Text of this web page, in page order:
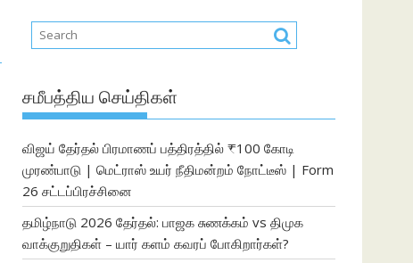
சமீபத்திய செய்திகள்
விஜய் தேர்தல் பிரமாணப் பத்திரத்தில் ₹100 கோடி
முரண்பாடு | மெட்ராஸ் உயர் நீதிமன்றம் நோட்டீஸ் | Form
26 சட்டப்பிரச்சினை
தமிழ்நாடு 2026 தேர்தல்: பாஜக சுணக்கம் vs திமுக
வாக்குறுதிகள் – யார் களம் கவரப் போகிறார்கள்?